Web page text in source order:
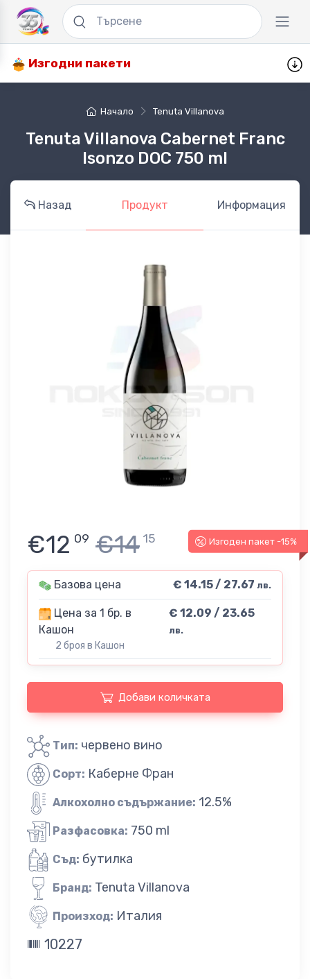
Изгодни пакети
Начало Tenuta Villanova
Tenuta Villanova Cabernet Franc
Isonzo DOC 750 ml
Назад Продукт Информация
Изгоден пакет -15%
€12 09 €14 15
Базова цена € 14.15 / 27.67 лв.
Цена за 1 бр. в
Кашон
2 броя в Кашон
€ 12.09 / 23.65
лв.
Добави количката
Тип: червено вино
Сорт: Каберне Фран
Алкохолно съдържание: 12.5%
Разфасовка: 750 ml
Съд: бутилка
Бранд: Tenuta Villanova
Произход: Италия
10227